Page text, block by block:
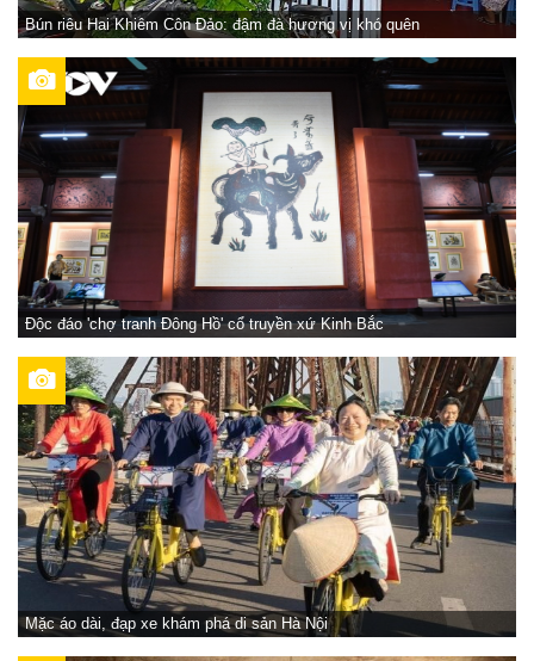
Bún riêu Hai Khiêm Côn Đảo: đậm đà hương vị khó quên
Độc đáo 'chợ tranh Đông Hồ' cổ truyền xứ Kinh Bắc
Mặc áo dài, đạp xe khám phá di sản Hà Nội